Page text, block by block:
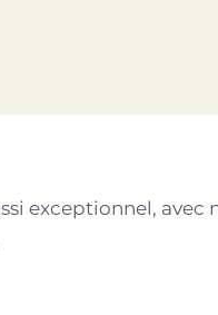
exceptionnel, avec